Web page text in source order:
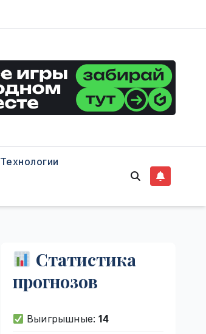
Технологии
Статистика
прогнозов
Выигрышные:14